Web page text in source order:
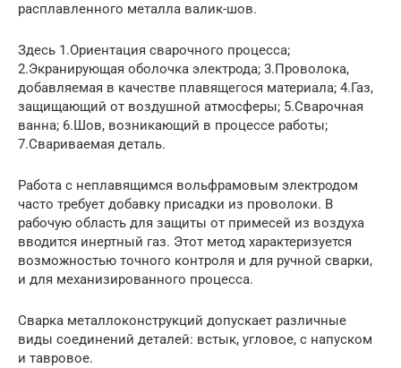
расплавленного металла валик-шов.
Здесь 1.Ориентация сварочного процесса;
2.Экранирующая оболочка электрода; 3.Проволока,
добавляемая в качестве плавящегося материала; 4.Газ,
защищающий от воздушной атмосферы; 5.Сварочная
ванна; 6.Шов, возникающий в процессе работы;
7.Свариваемая деталь.
Работа с неплавящимся вольфрамовым электродом
часто требует добавку присадки из проволоки. В
рабочую область для защиты от примесей из воздуха
вводится инертный газ. Этот метод характеризуется
возможностью точного контроля и для ручной сварки,
и для механизированного процесса.
Сварка металлоконструкций допускает различные
виды соединений деталей: встык, угловое, с напуском
и тавровое.